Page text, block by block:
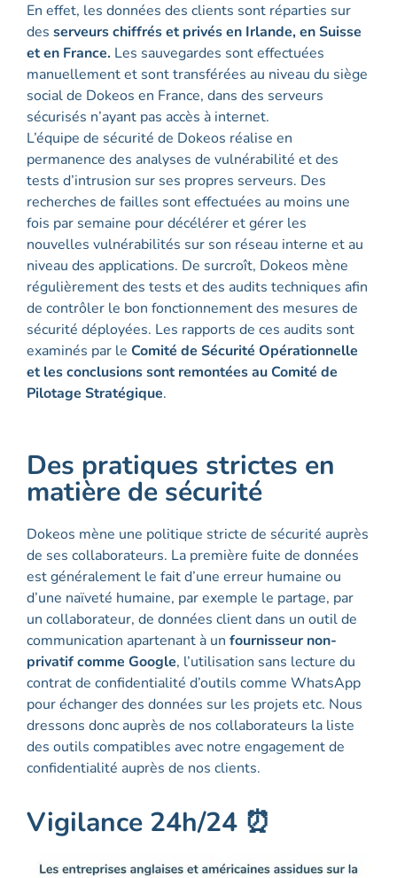
En effet, les données des clients sont réparties sur
des serveurs chiffrés et privés en Irlande, en Suisse
et en France. Les sauvegardes sont effectuées
manuellement et sont transférées au niveau du siège
social de Dokeos en France, dans des serveurs
sécurisés n’ayant pas accès à internet.
L’équipe de sécurité de Dokeos réalise en
permanence des analyses de vulnérabilité et des
tests d’intrusion sur ses propres serveurs. Des
recherches de failles sont effectuées au moins une
fois par semaine pour décélérer et gérer les
nouvelles vulnérabilités sur son réseau interne et au
niveau des applications. De surcroît, Dokeos mène
régulièrement des tests et des audits techniques afin
de contrôler le bon fonctionnement des mesures de
sécurité déployées. Les rapports de ces audits sont
examinés par le Comité de Sécurité Opérationnelle
et les conclusions sont remontées au Comité de
Pilotage Stratégique.
Des pratiques strictes en
matière de sécurité
Dokeos mène une politique stricte de sécurité auprès
de ses collaborateurs. La première fuite de données
est généralement le fait d’une erreur humaine ou
d’une naïveté humaine, par exemple le partage, par
un collaborateur, de données client dans un outil de
communication apartenant à un fournisseur non-
privatif comme Google, l’utilisation sans lecture du
contrat de confidentialité d’outils comme WhatsApp
pour échanger des données sur les projets etc. Nous
dressons donc auprès de nos collaborateurs la liste
des outils compatibles avec notre engagement de
confidentialité auprès de nos clients.
Vigilance 24h/24 ⏰